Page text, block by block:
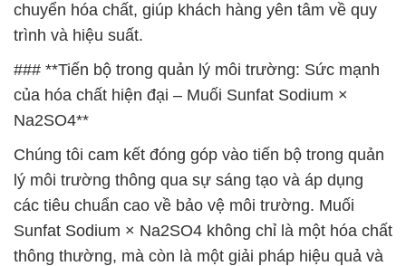
chuyển hóa chất, giúp khách hàng yên tâm về quy
trình và hiệu suất.
### **Tiến bộ trong quản lý môi trường: Sức mạnh
của hóa chất hiện đại – Muối Sunfat Sodium ×
Na2SO4**
Chúng tôi cam kết đóng góp vào tiến bộ trong quản
lý môi trường thông qua sự sáng tạo và áp dụng
các tiêu chuẩn cao về bảo vệ môi trường. Muối
Sunfat Sodium × Na2SO4 không chỉ là một hóa chất
thông thường, mà còn là một giải pháp hiệu quả và